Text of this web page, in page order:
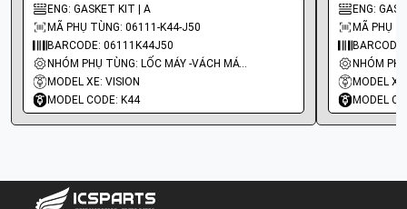
ENG: GASKET KIT | A
MÃ PHỤ TÙNG: 06111-K44-J50
BARCODE: 06111K44J50
NHÓM PHỤ TÙNG: LỐC MÁY -VÁCH MÁY - GIOĂNG MÁY
MODEL XE: VISION
MODEL CODE: K44
ENG:
MÃ PHỤ
MODEL
MODEL